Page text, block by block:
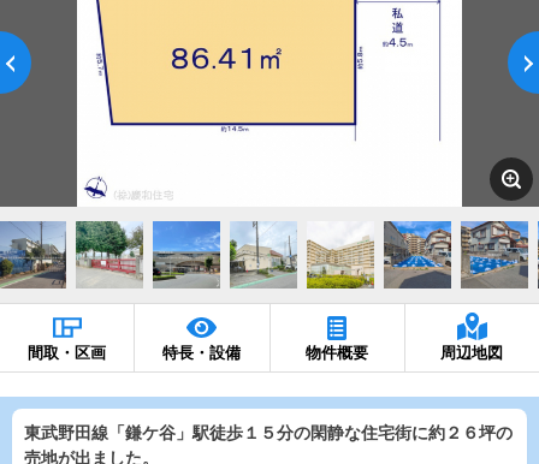
間取・区画 特長・設備 物件概要 周辺地図
東武野田線「鎌ケ谷」駅徒歩１５分の閑静な住宅街に約２６坪の
売地が出ました。